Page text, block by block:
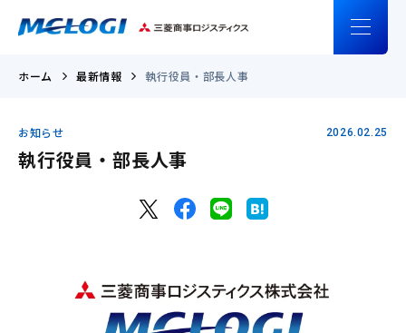
ホーム 最新情報 執行役員・部長人事
お知らせ 2026.02.25
執行役員・部長人事